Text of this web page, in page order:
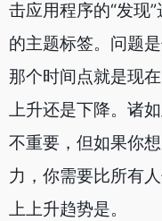
击应用程序的“发现
的主题标签。问题
那个时间点就是现
上升还是下降。诸
不重要，但如果你
力，你需要比所有
上上升趋势是。